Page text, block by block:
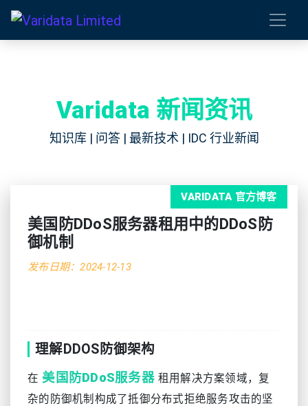
Varidata 新闻资讯
知识库 | 问答 | 最新技术 | IDC 行业新闻
VARIDATA 官方博客
美国防DDoS服务器租用中的DDoS防
御机制
发布日期：2024-12-13
理解DDOS防御架构
在 美国防DDoS服务器 租用解决方案领域，复
杂的防御机制构成了抵御分布式拒绝服务攻击的坚